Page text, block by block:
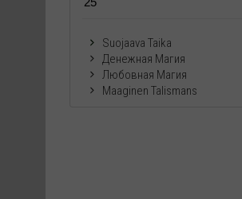
Suojaava Taika
Денежная Магия
Любовная Магия
Maaginen Talismans